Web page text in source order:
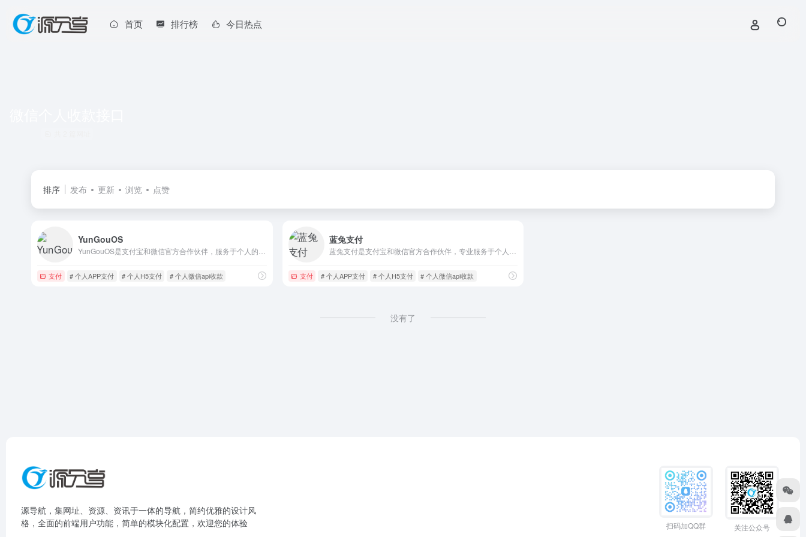
首页 排行榜 今日热点
排序 发布 更新 浏览 点赞
YunGouOS
支付 # 个人APP支付 # 个人H5支付 # 个人微信api收款
蓝兔支付
支付 # 个人APP支付 # 个人H5支付 # 个人微信api收款
没有了
源导航，集网址、资源、资讯于一体的导航，简约优雅的设计风
格，全面的前端用户功能，简单的模块化配置，欢迎您的体验
扫码加QQ群 关注公众号